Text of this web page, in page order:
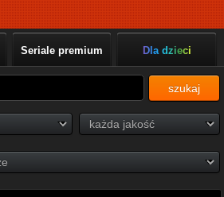
Seriale premium Dla dzieci
szukaj